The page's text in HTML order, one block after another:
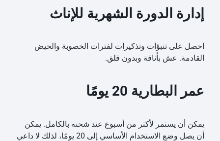
إدارة الدورة الشهرية للإناث
احصل على تنبؤات وتذكيرات لفترات الخصوبة والحيض
القادمة. عش بأناقة وبدون قلق.
عمر البطارية 20 يومًا
يمكن أن يستمر لأكثر من أسبوع عند شحنه بالكامل. يمكن
أن يصل وضع الاستخدام الأساسي إلى 20 يومًا، لذلك لا داعي